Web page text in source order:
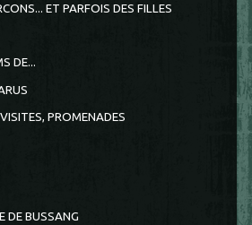
ET PARFOIS DES FILLES
DE...
PROMENADES
DE BUSSANG